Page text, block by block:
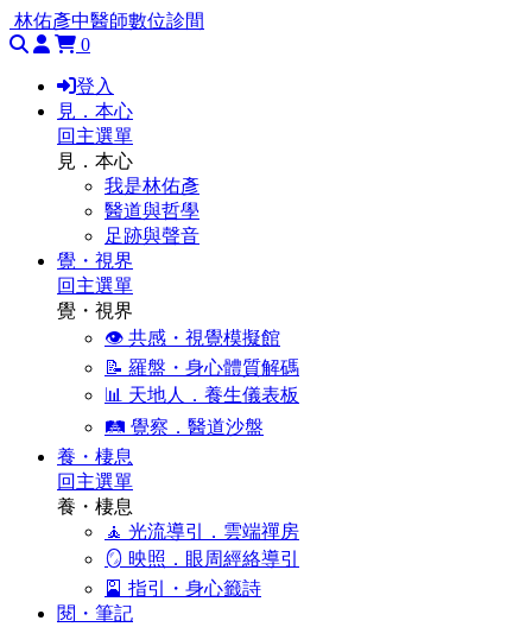
林佑彥中醫師數位診間
0
登入
見．本心
回主選單
見．本心
我是林佑彥
醫道與哲學
足跡與聲音
覺・視界
回主選單
覺・視界
👁️ 共感・視覺模擬館
📝 羅盤・身心體質解碼
📊 天地人．養生儀表板
🛤️ 覺察．醫道沙盤
養・棲息
回主選單
養・棲息
🧘 光流導引．雲端禪房
🪞 映照．眼周經絡導引
🎴 指引・身心籤詩
閱・筆記